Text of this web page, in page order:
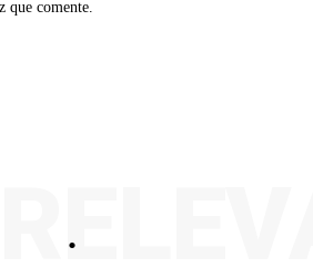
que comente.
.